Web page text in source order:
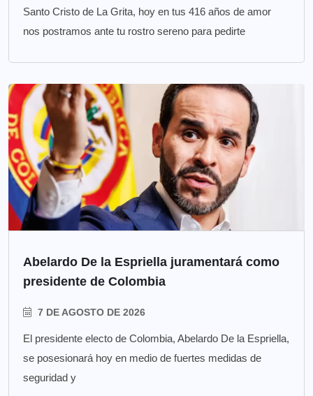
Santo Cristo de La Grita, hoy en tus 416 años de amor
nos postramos ante tu rostro sereno para pedirte
Abelardo De la Espriella juramentará como
presidente de Colombia
7 DE AGOSTO DE 2026
El presidente electo de Colombia, Abelardo De la Espriella,
se posesionará hoy en medio de fuertes medidas de
seguridad y